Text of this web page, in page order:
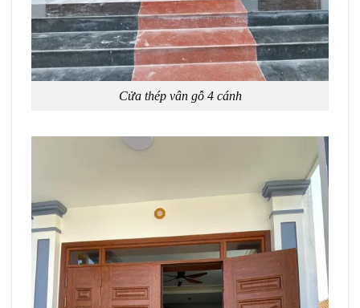
Cửa thép vân gỗ 4 cánh